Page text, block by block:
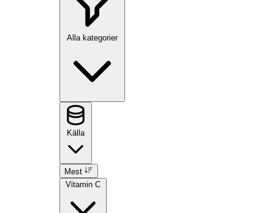
Alla kategorier
Källa
Mest
Vitamin C